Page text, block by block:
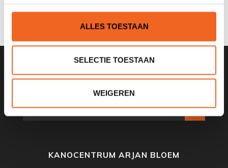
ALLES TOESTAAN
SELECTIE TOESTAAN
WEIGEREN
SCHRIJF JE IN VOOR ONZE
NIEUWSBRIEF
KANOCENTRUM ARJAN BLOEM